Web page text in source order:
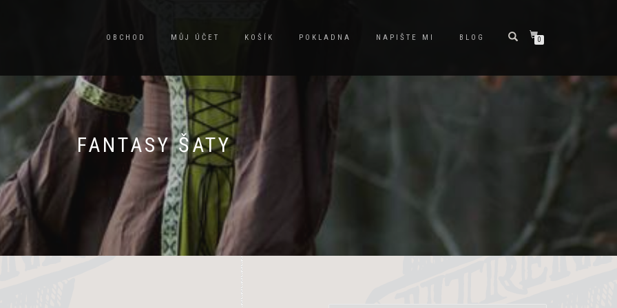
OBCHOD MŮJ ÚČET KOŠÍK POKLADNA NAPIŠTE MI BLOG 0
FANTASY ŠATY